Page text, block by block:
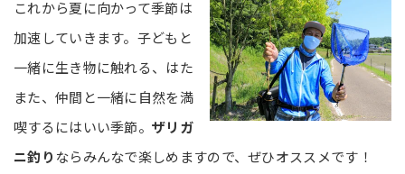
これから夏に向かって季節は
加速していきます。子どもと
一緒に生き物に触れる、はた
また、仲間と一緒に自然を満
喫するにはいい季節。ザリガ
ニ釣り ならみんなで楽しめますので、ぜひオススメです！